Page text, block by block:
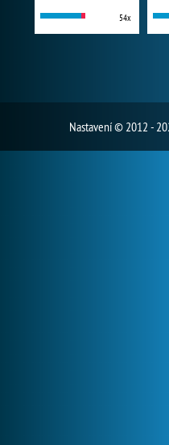
54x
Nastavení© 2012 -